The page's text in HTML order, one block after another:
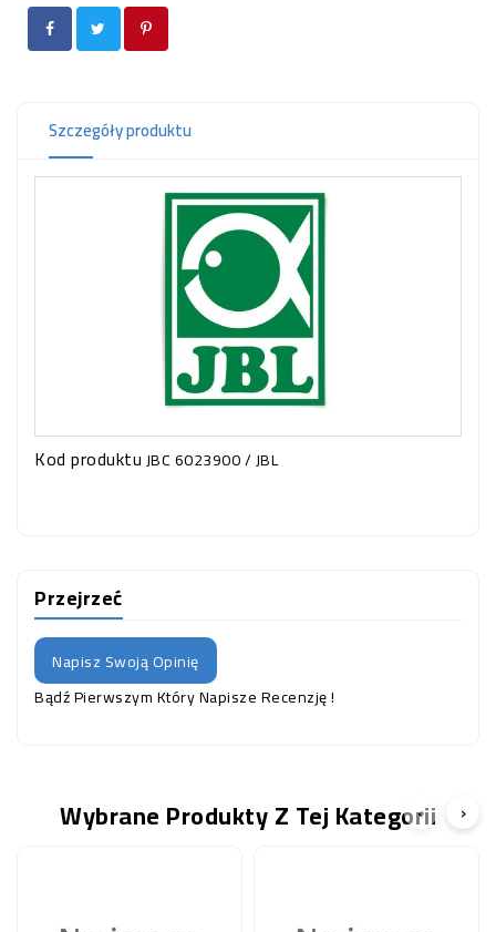
KONTAKT
Szczegóły produktu
Kod produktuJBC 6023900 / JBL
Przejrzeć
Napisz Swoją Opinię
Bądź Pierwszym Który Napisze Recenzję !
Wybrane Produkty Z Tej Kategorii
‹ ›